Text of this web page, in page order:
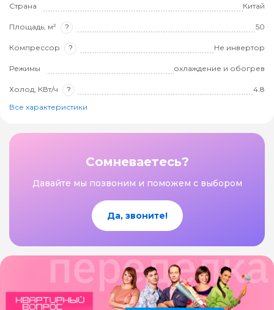
Страна Китай
Площадь, м² ? 50
Компрессор ? Не инвертор
Режимы охлаждение и обогрев
Холод, КВт/ч ?
4.8
Все характеристики
Сомневаетесь?
Давайте мы позвоним и поможем с выбором
Да, звоните!